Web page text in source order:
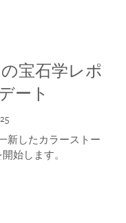
宝石学レポ
ート
新したカラーストー
始します。